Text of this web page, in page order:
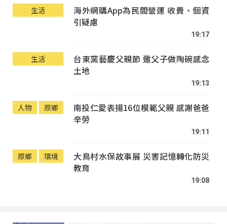
生活
海外網購App為民間營運 收費、個資
引疑慮
19:17
生活
台東窯藝慶父親節 邀父子做陶碗感念
土地
19:13
人物 原鄉
南投仁愛表揚16位模範父親 感謝爸爸
辛勞
19:11
原鄉 環境
大鳥村水保故事展 災害記憶轉化防災
教育
19:08